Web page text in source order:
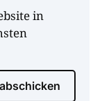
in